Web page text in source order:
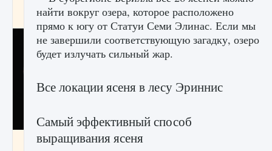
9 августа 2024 1 205 0 0
Как разблокировать чертеж счастливого
найти вокруг озера, которое расположено
прямо к югу от Статуи Семи Элинас. Если мы
не завершили соответствующую загадку, озеро
будет излучать сильный жар.
Все локации ясеня в лесу Эриннис
Самый эффективный способ
выращивания ясеня